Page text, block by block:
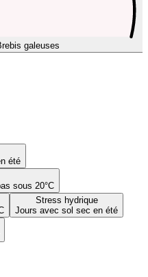
galeuses
été
sous 20°C
Stress hydrique
Jours avec sol sec en été